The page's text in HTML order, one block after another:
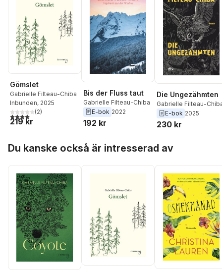
Gömslet
Gabrielle Filteau-Chiba
Inbunden, 2025
4,0utav 5 stjärnor. Totalt antal röster:
(2)
219 kr
Bis der Fluss taut
Gabrielle Filteau-Chiba
E-bok 2022
192 kr
Die Ungezähmten
Gabrielle Filteau-
E-bok 2025
230 kr
Du kanske också är intresserad av